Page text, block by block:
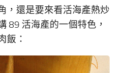
，還是要來看活海產熱炒
89 活海產的一個特色，
飯：